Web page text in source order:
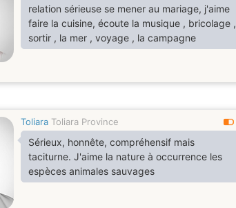
relation sérieuse se mener au mariage, j'aime
faire la cuisine, écoute la musique , bricolage ,
sortir , la mer , voyage , la campagne
Toliara Toliara Province
Sérieux, honnête, compréhensif mais
taciturne. J'aime la nature à occurrence les
espèces animales sauvages